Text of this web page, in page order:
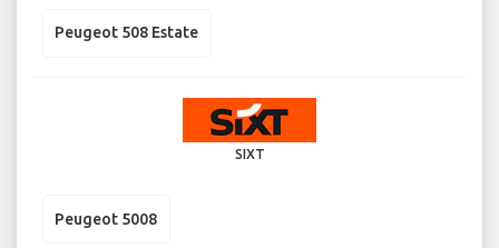
Peugeot 508 Estate
SIXT
Peugeot 5008